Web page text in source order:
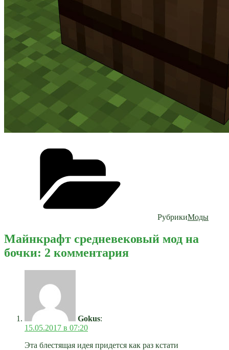
РубрикиМоды
Майнкрафт средневековый мод на
бочки: 2 комментария
Gokus:
15.05.2017 в 07:20
Эта блестящая идея придется как раз кстати